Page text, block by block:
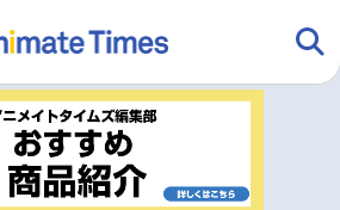
キング アニメ